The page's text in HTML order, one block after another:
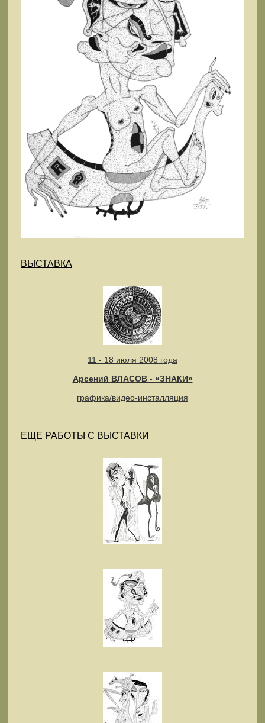
ВЫСТАВКА
11 - 18 июля 2008 года
Арсений ВЛАСОВ - «ЗНАКИ»
графика/видео-инсталляция
ЕЩЕ РАБОТЫ С ВЫСТАВКИ